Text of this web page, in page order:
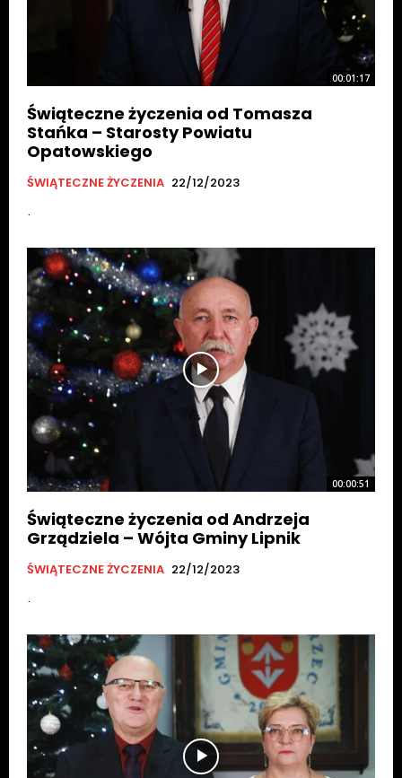
00:01:17
Świąteczne życzenia od Tomasza
Stańka – Starosty Powiatu
Opatowskiego
ŚWIĄTECZNE ŻYCZENIA 22/12/2023
.
00:00:51
Świąteczne życzenia od Andrzeja
Grządziela – Wójta Gminy Lipnik
ŚWIĄTECZNE ŻYCZENIA 22/12/2023
.